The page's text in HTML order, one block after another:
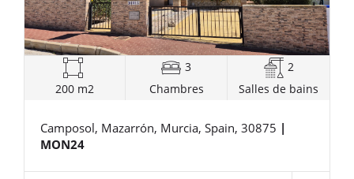
200 m2
3
Chambres
2
Salles de bains
Camposol, Mazarrón, Murcia, Spain, 30875 |
MON24